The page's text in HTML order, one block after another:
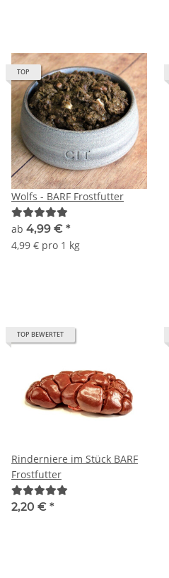
TOP
Wolfs - BARF Frostfutter
ab 4,99 € *
4,99 € pro 1 kg
TOP BEWERTET
Rinderniere im Stück BARF
Frostfutter
2,20 € *